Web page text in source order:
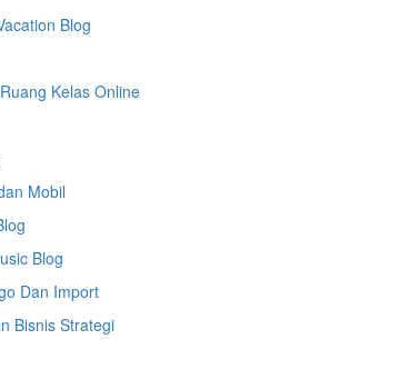
Blog
Kelas Online
Mobil
Blog
Dan Import
Bisnis Strategi